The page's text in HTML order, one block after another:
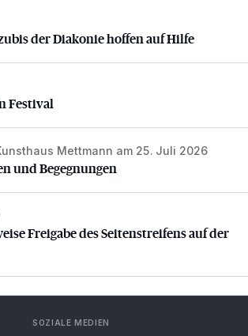
der Diakonie hoffen auf Hilfe
der Diakonie hoffen auf Hilfe
Festival
und Begegnungen
Mettmann am 25. Juli 2026
und Begegnungen
Freigabe des Seitenstreifens auf der A3
Freigabe des Seitenstreifens auf der
SOZIALE MEDIEN